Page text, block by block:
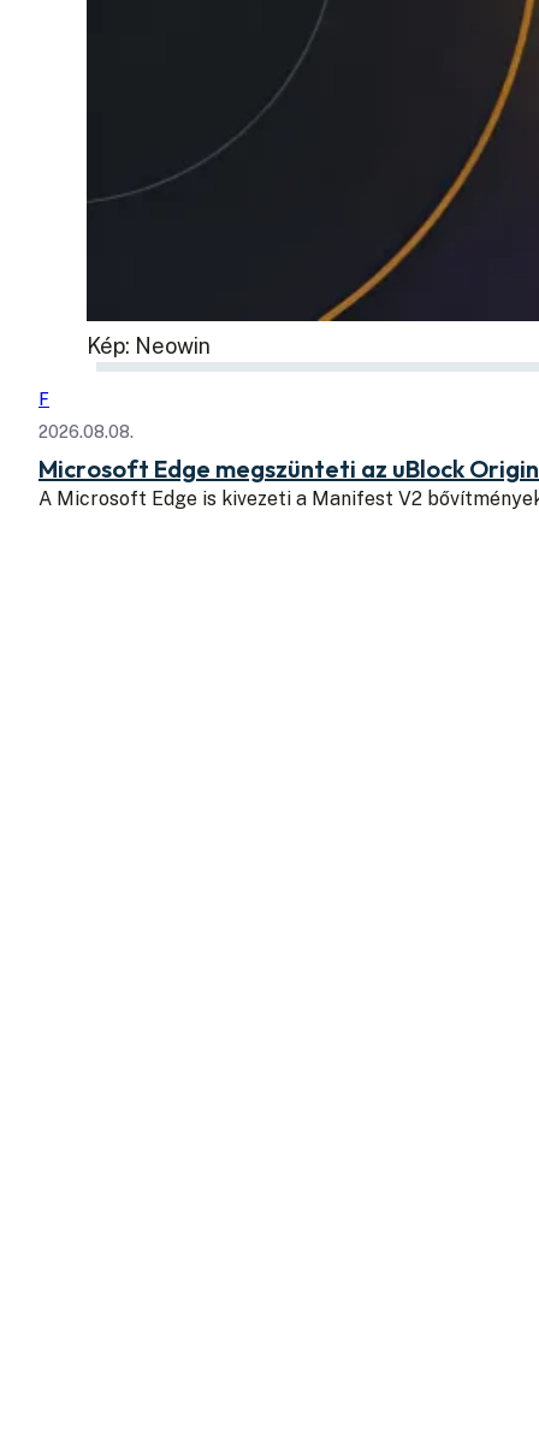
Kép: Neowin
F
2026.08.08.
Microsoft Edge megszünteti az uBlock
A Microsoft Edge is kivezeti a Manifest V2